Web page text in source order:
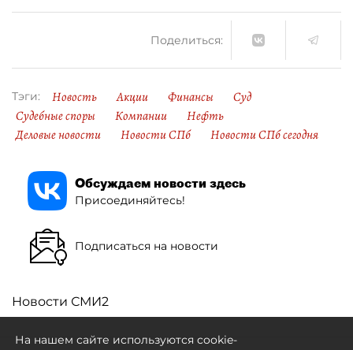
Поделиться:
Тэги: Новость Акции Финансы
Суд
Судебные споры
Компании
Нефть
Деловые новости
Новости СПб Новости СПб сегодня
Обсуждаем новости здесь
Присоединяйтесь!
Подписаться на новости
Новости СМИ2
На нашем сайте используются cookie-